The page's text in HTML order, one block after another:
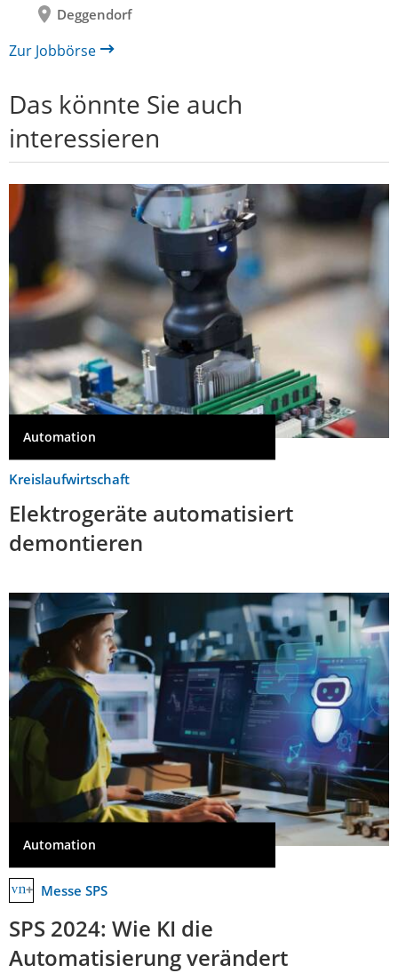
Deggendorf
Zur Jobbörse
Das könnte Sie auch
interessieren
Automation
Kreislaufwirtschaft
Elektrogeräte automatisiert
demontieren
Automation
Messe SPS
SPS 2024: Wie KI die
Automatisierung verändert